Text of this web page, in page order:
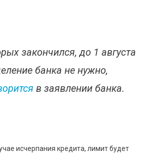
закончился, до 1 августа
банка не нужно,
в заявлении банка.
исчерпания кредита, лимит будет